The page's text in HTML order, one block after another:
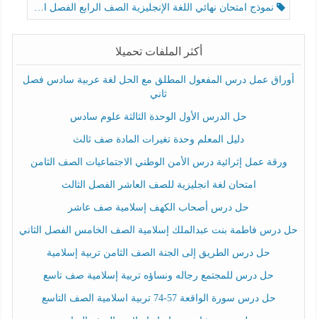
نموذج امتحان نهائي اللغة الإنجليزية الصف الرابع الفصل الثالث
أكثر الملفات تحميلا
أوراق عمل درس المفعول المطلق مع الحل لغة عربية سادس فصل
ثاني
حل الدرس الأول الوحدة الثالثة علوم سادس
دليل المعلم وحدة تغيرات المادة صف ثالث
ورقة عمل إثرائية درس الأمن الوطني الاجتماعيات الصف الثامن
امتحان لغة انجليزية للصف العاشر الفصل الثالث
حل درس أصحاب الكهف إسلامية صف عاشر
حل درس فاطمة بنت عبدالملك إسلامية الصف الخامس الفصل الثاني
حل درس الطريق إلى الجنة الصف الثامن تربية إسلامية
حل درس للمجتمع رجاله ونساؤه تربية إسلامية صف تاسع
حل درس سورة الواقعة 57-74 تربية اسلامية الصف التاسع